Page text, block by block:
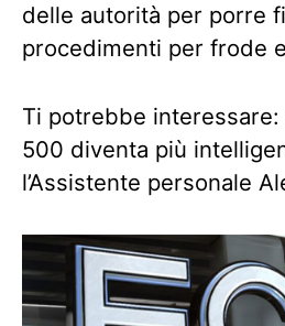
delle autorità per porre
procedimenti per frode
Ti potrebbe interessare:
500 diventa più
l’Assistente personale